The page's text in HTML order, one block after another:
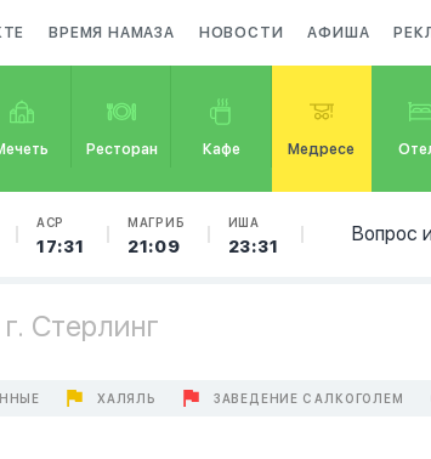
ВРЕМЯ НАМАЗА НОВОСТИ АФИША
Ресторан Кафе Медресе
АСР
17:31
МАГРИБ
21:09
ИША
23:31
Вопрос
Стерлинг
ХАЛЯЛЬ ЗАВЕДЕНИЕ С АЛКОГОЛЕМ